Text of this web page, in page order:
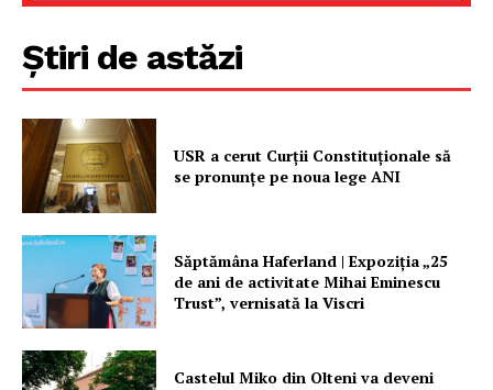
Știri de astăzi
USR a cerut Curții Constituționale să
se pronunțe pe noua lege ANI
Săptămâna Haferland | Expoziţia „25
de ani de activitate Mihai Eminescu
Trust”, vernisată la Viscri
Castelul Miko din Olteni va deveni